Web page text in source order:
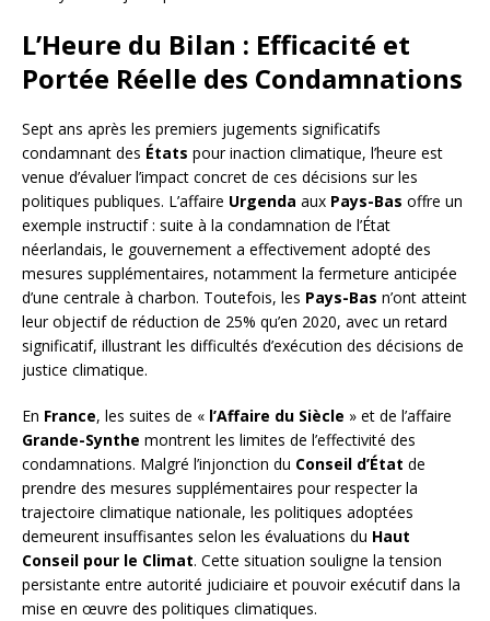
L’Heure du Bilan : Efficacité et
Portée Réelle des Condamnations
Sept ans après les premiers jugements significatifs
condamnant des États pour inaction climatique, l’heure est
venue d’évaluer l’impact concret de ces décisions sur les
politiques publiques. L’affaire Urgenda aux Pays-Bas offre un
exemple instructif : suite à la condamnation de l’État
néerlandais, le gouvernement a effectivement adopté des
mesures supplémentaires, notamment la fermeture anticipée
d’une centrale à charbon. Toutefois, les Pays-Bas n’ont atteint
leur objectif de réduction de 25% qu’en 2020, avec un retard
significatif, illustrant les difficultés d’exécution des décisions de
justice climatique.
En France, les suites de « l’Affaire du Siècle » et de l’affaire
Grande-Synthe montrent les limites de l’effectivité des
condamnations. Malgré l’injonction du Conseil d’État de
prendre des mesures supplémentaires pour respecter la
trajectoire climatique nationale, les politiques adoptées
demeurent insuffisantes selon les évaluations du Haut
Conseil pour le Climat. Cette situation souligne la tension
persistante entre autorité judiciaire et pouvoir exécutif dans la
mise en œuvre des politiques climatiques.